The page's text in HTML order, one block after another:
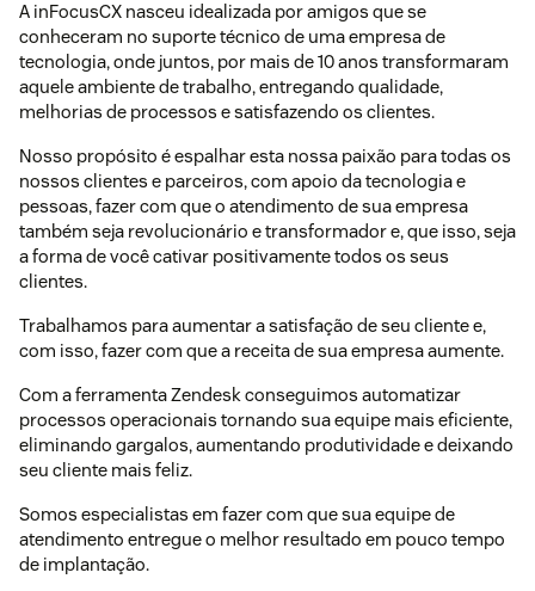
A inFocusCX nasceu idealizada por amigos que se
conheceram no suporte técnico de uma empresa de
tecnologia, onde juntos, por mais de 10 anos transformaram
aquele ambiente de trabalho, entregando qualidade,
melhorias de processos e satisfazendo os clientes.
Nosso propósito é espalhar esta nossa paixão para todas os
nossos clientes e parceiros, com apoio da tecnologia e
pessoas, fazer com que o atendimento de sua empresa
também seja revolucionário e transformador e, que isso, seja
a forma de você cativar positivamente todos os seus
clientes.
Trabalhamos para aumentar a satisfação de seu cliente e,
com isso, fazer com que a receita de sua empresa aumente.
Com a ferramenta Zendesk conseguimos automatizar
processos operacionais tornando sua equipe mais eficiente,
eliminando gargalos, aumentando produtividade e deixando
seu cliente mais feliz.
Somos especialistas em fazer com que sua equipe de
atendimento entregue o melhor resultado em pouco tempo
de implantação.